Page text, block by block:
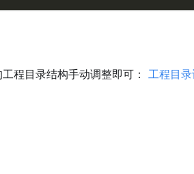
程目录结构手动调整即可： 工程目